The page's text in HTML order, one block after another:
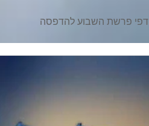
דפי פרשת השבוע להדפסה